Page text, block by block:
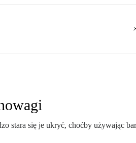
stara się je ukryć, choćby używając